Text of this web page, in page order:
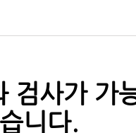
검사가 가
니다.